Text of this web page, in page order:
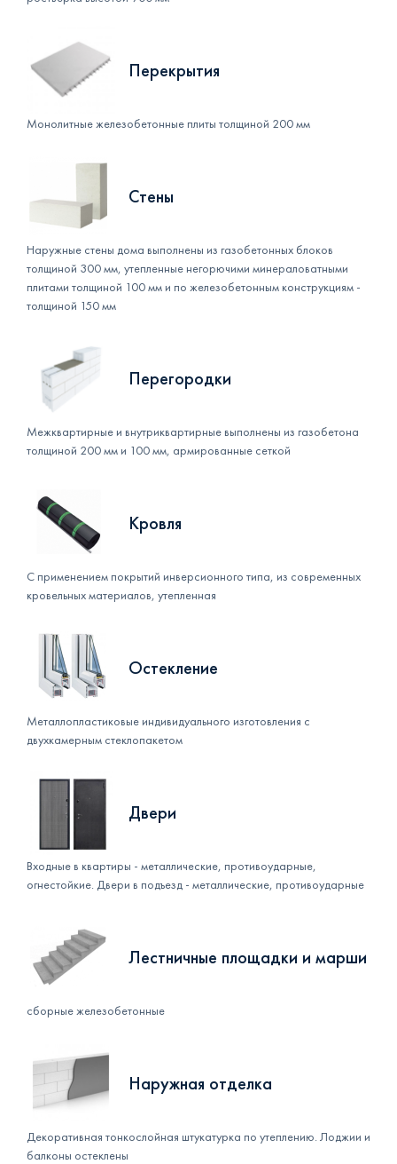
Перекрытия
Монолитные железобетонные плиты толщиной 200 мм
Стены
Наружные стены дома выполнены из газобетонных блоков
толщиной 300 мм, утепленные негорючими минераловатными
плитами толщиной 100 мм и по железобетонным конструкциям -
толщиной 150 мм
Перегородки
Межквартирные и внутриквартирные выполнены из газобетона
толщиной 200 мм и 100 мм, армированные сеткой
Кровля
С применением покрытий инверсионного типа, из современных
кровельных материалов, утепленная
Остекление
Металлопластиковые индивидуального изготовления с
двухкамерным стеклопакетом
Двери
Входные в квартиры - металлические, противоударные,
огнестойкие. Двери в подъезд - металлические, противоударные
Лестничные площадки и марши
сборные железобетонные
Наружная отделка
Декоративная тонкослойная штукатурка по утеплению. Лоджии и
балконы остеклены